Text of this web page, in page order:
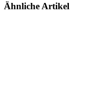
Ähnliche Artikel